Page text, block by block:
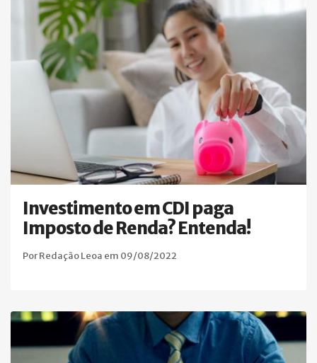
Investimento em CDI paga
Imposto de Renda? Entenda!
Por Redação Leoa em 09/08/2022